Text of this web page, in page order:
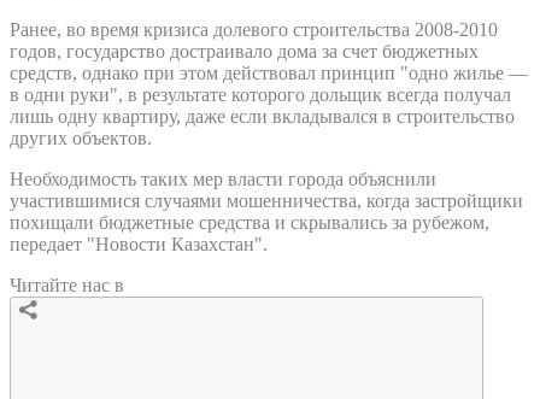
Ранее, во время кризиса долевого строительства 2008-2010
годов, государство достраивало дома за счет бюджетных
средств, однако при этом действовал принцип "одно жилье —
в одни руки", в результате которого дольщик всегда получал
лишь одну квартиру, даже если вкладывался в строительство
других объектов.
Необходимость таких мер власти города объяснили
участившимися случаями мошенничества, когда застройщики
похищали бюджетные средства и скрывались за рубежом,
передает "Новости Казахстан".
Читайте нас в